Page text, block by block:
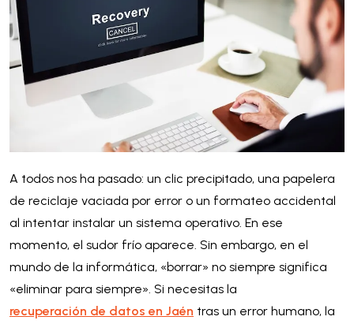
A todos nos ha pasado: un clic precipitado, una papelera
de reciclaje vaciada por error o un formateo accidental
al intentar instalar un sistema operativo. En ese
momento, el sudor frío aparece. Sin embargo, en el
mundo de la informática, «borrar» no siempre significa
«eliminar para siempre». Si necesitas la
recuperación de datos en Jaén tras un error humano, la